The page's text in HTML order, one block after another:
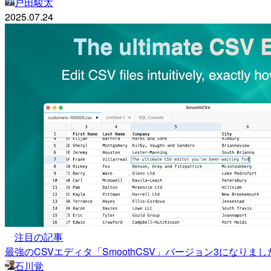
2025.07.24
注目の記事
最強のCSVエディタ「SmoothCSV」バージョン3になりまし
石川覚